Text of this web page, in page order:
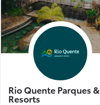
Rio Quente Parques &
Resorts